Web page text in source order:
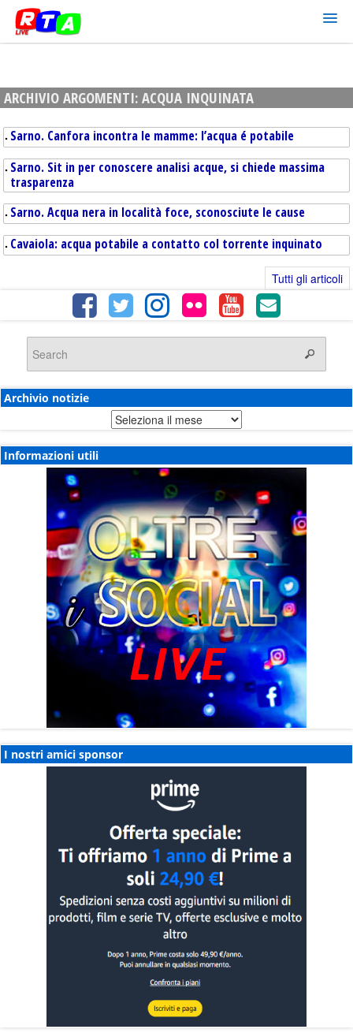
ARCHIVIO ARGOMENTI: ACQUA INQUINATA
Sarno. Canfora incontra le mamme: l’acqua é potabile
Sarno. Sit in per conoscere analisi acque, si chiede massima
trasparenza
Sarno. Acqua nera in località foce, sconosciute le cause
Cavaiola: acqua potabile a contatto col torrente inquinato
Tutti gli articoli
Archivio notizie
Archivio
Informazioni utili
I nostri amici sponsor